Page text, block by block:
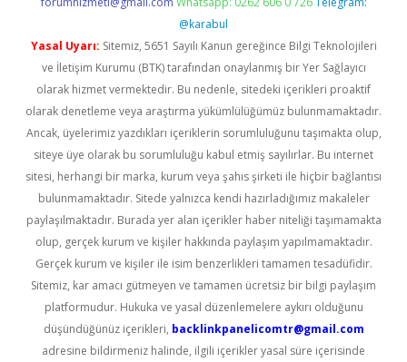
@karabul
Yasal Uyarı: Sitemiz, 5651 Sayılı Kanun gereğince Bilgi Teknolojileri
ve İletişim Kurumu (BTK) tarafından onaylanmış bir Yer Sağlayıcı
olarak hizmet vermektedir. Bu nedenle, sitedeki içerikleri proaktif
olarak denetleme veya araştırma yükümlülüğümüz bulunmamaktadır.
Ancak, üyelerimiz yazdıkları içeriklerin sorumluluğunu taşımakta olup,
siteye üye olarak bu sorumluluğu kabul etmiş sayılırlar. Bu internet
sitesi, herhangi bir marka, kurum veya şahıs şirketi ile hiçbir bağlantısı
bulunmamaktadır. Sitede yalnızca kendi hazırladığımız makaleler
paylaşılmaktadır. Burada yer alan içerikler haber niteliği taşımamakta
olup, gerçek kurum ve kişiler hakkında paylaşım yapılmamaktadır.
Gerçek kurum ve kişiler ile isim benzerlikleri tamamen tesadüfidir.
Sitemiz, kar amacı gütmeyen ve tamamen ücretsiz bir bilgi paylaşım
platformudur. Hukuka ve yasal düzenlemelere aykırı olduğunu
düşündüğünüz içerikleri, backlinkpanelicomtr@gmail.com
adresine bildirmeniz halinde, ilgili içerikler yasal süre içerisinde